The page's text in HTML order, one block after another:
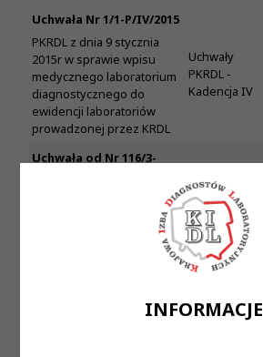
INFORMACJE
Uchwała Nr 1/1-P/IV/2015
PKRDL z dnia 9 stycznia
2015r w sprawie wpisu
medycznego laboratorium
diagnostycznego do
ewidencji laboratoriów
prowadzonej przez KRDL
Uchwały
PKRDL -
Kadencja IV
Uchwała od Nr 116/3-
medycznego laboratorium
Uchwały
PKRDL -
Kadencja IV